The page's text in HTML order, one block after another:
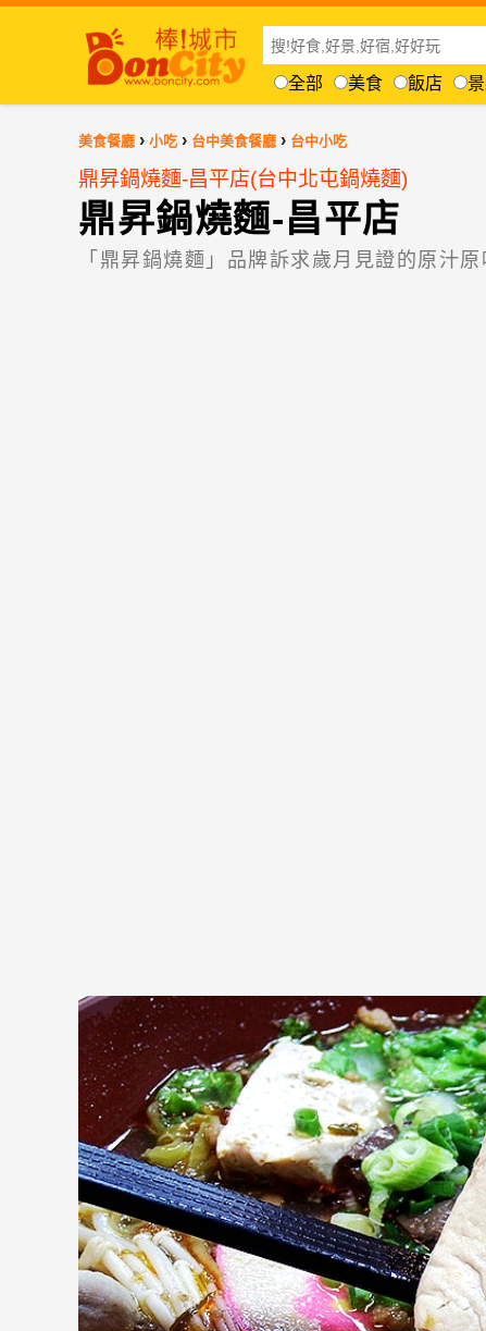
全部 美食 飯店
美食餐廳 › 小吃 › 台中美食餐廳 › 台中小吃
鼎昇鍋燒麵-昌平店(台中北屯鍋燒麵)
鼎昇鍋燒麵-昌平店
「鼎昇鍋燒麵」品牌訴求歲月見證的原汁原